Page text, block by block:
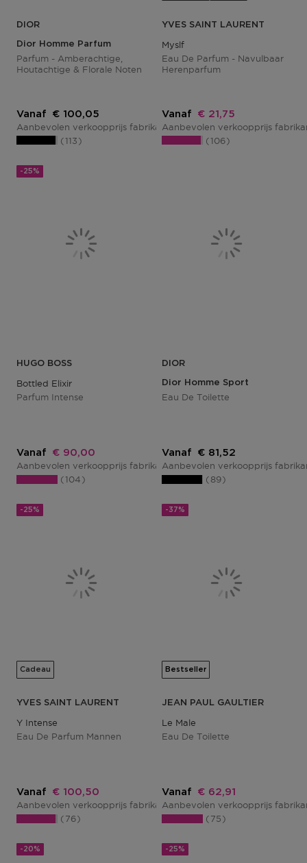
DIOR
Dior Homme Parfum
Parfum - Amberachtige,
Houtachtige & Florale Noten
Vanaf Kortingsprijs
€ 100,05
Aanbevolen verkoopprijs fabrikant€ 133,40
113
YVES SAINT LAURENT
Myslf
Eau De Parfum - Navulbaar
Herenparfum
Vanaf Kortingsprijs
€ 21,75
Aanbevolen verkoopprijs
106
-25%
HUGO BOSS
Bottled Elixir
Parfum Intense
Vanaf Kortingsprijs
€ 90,00
Aanbevolen verkoopprijs fabrikant€ 120,00
104
DIOR
Dior Homme Sport
Eau De Toilette
Vanaf Kortingsprijs
€ 81,52
Aanbevolen verkoopprijs
89
-25%
Cadeau
YVES SAINT LAURENT
Y Intense
Eau De Parfum Mannen
Vanaf Kortingsprijs
€ 100,50
Aanbevolen verkoopprijs fabrikant€ 134,00
76
-37%
Bestseller
JEAN PAUL GAULTIER
Le Male
Eau De Toilette
Vanaf Kortingsprijs
€ 62,91
Aanbevolen verkoopprijs
75
-20% -25%